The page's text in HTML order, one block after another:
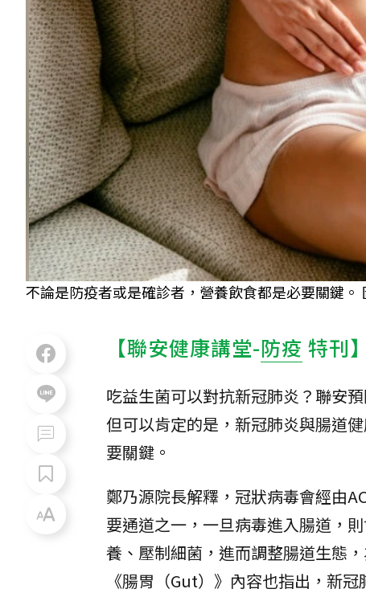
不論是防疫者或是確診者，營養飲食都是必要關鍵
【聯安健康講堂-防疫 特刊】
吃益生菌可以對抗新冠肺炎？聯安
但可以肯定的是，新冠肺炎與腸道
要關鍵。
鄭乃源院長解釋，冠狀病毒會經由
要通道之一，一旦病毒進入腸道，
養、壓制細菌，進而調整腸道生態
《腸胃（Gut）》內容也指出，新